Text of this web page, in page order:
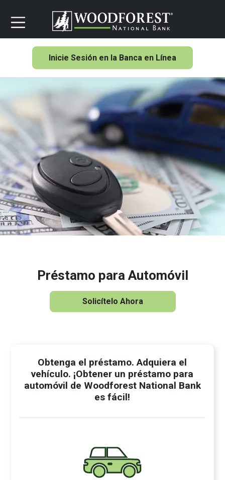
Inicie Sesión en la Banca en Línea
Préstamo para Automóvil
Solicítelo Ahora
Obtenga el préstamo. Adquiera el
vehículo. ¡Obtener un préstamo para
automóvil de Woodforest National Bank
es fácil!